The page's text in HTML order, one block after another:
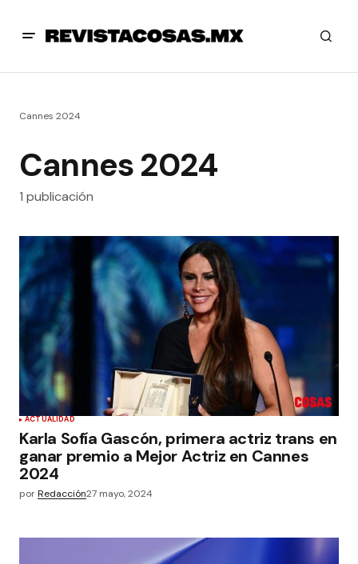
Cannes 2024
Cannes 2024
1 publicación
ACTUALIDAD
Karla Sofía Gascón, primera actriz trans en
ganar premio a Mejor Actriz en Cannes
2024
porRedacción27 mayo, 2024